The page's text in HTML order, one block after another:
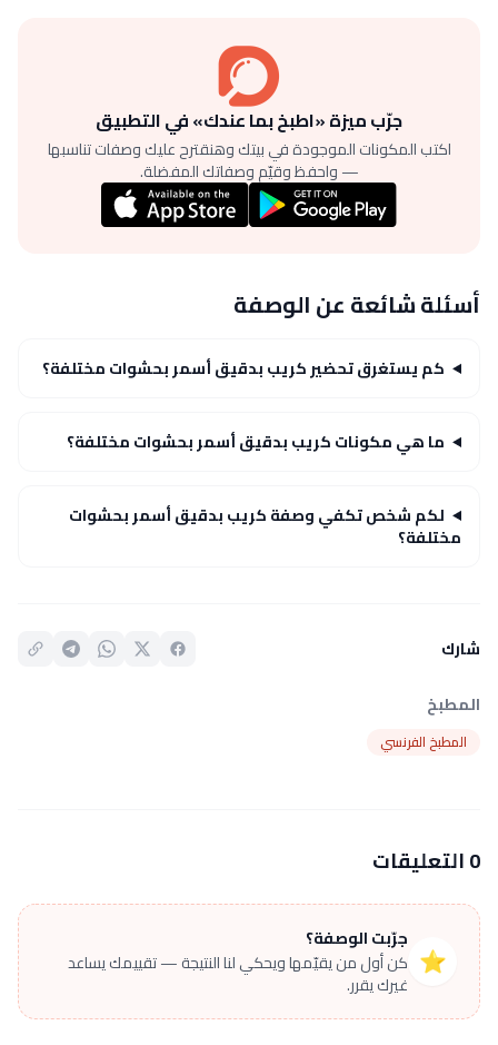
جرّب ميزة «اطبخ بما عندك» في التطبيق
اكتب المكونات الموجودة في بيتك وهنقترح عليك وصفات تناسبها
— واحفظ وقيّم وصفاتك المفضلة.
أسئلة شائعة عن الوصفة
كم يستغرق تحضير كريب بدقيق أسمر بحشوات مختلفة؟
ما هي مكونات كريب بدقيق أسمر بحشوات مختلفة؟
لكم شخص تكفي وصفة كريب بدقيق أسمر بحشوات
مختلفة؟
شارك
المطبخ
المطبخ الفرنسي
0 التعليقات
⭐
جرّبت الوصفة؟
كن أول من يقيّمها ويحكي لنا النتيجة — تقييمك يساعد
غيرك يقرر.